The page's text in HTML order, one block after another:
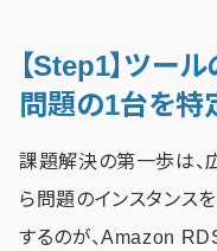
【Step1】ツー
問題の1台を特
課題解決の第一歩は、
ら問題のインスタンス
するのが、Amazon